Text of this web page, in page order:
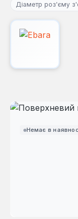
Діаметр роз'єму
Немає в
Пропустити